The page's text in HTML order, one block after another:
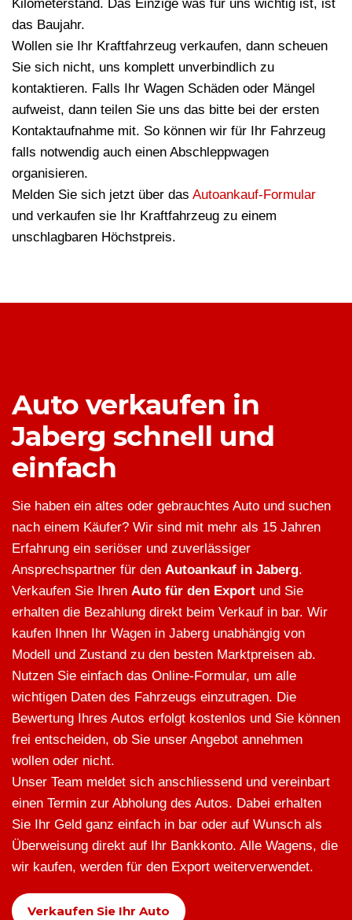
Kilometerstand. Das Einzige was für uns wichtig ist, ist
das Baujahr.
Wollen sie Ihr Kraftfahrzeug verkaufen, dann scheuen
Sie sich nicht, uns komplett unverbindlich zu
kontaktieren. Falls Ihr Wagen Schäden oder Mängel
aufweist, dann teilen Sie uns das bitte bei der ersten
Kontaktaufnahme mit. So können wir für Ihr Fahrzeug
falls notwendig auch einen Abschleppwagen
organisieren.
Melden Sie sich jetzt über das Autoankauf-Formular
und verkaufen sie Ihr Kraftfahrzeug zu einem
unschlagbaren Höchstpreis.
Auto verkaufen in
Jaberg schnell und
einfach
Sie haben ein altes oder gebrauchtes Auto und suchen
nach einem Käufer? Wir sind mit mehr als 15 Jahren
Erfahrung ein seriöser und zuverlässiger
Ansprechspartner für den Autoankauf in Jaberg.
Verkaufen Sie Ihren Auto für den Export und Sie
erhalten die Bezahlung direkt beim Verkauf in bar. Wir
kaufen Ihnen Ihr Wagen in Jaberg unabhängig von
Modell und Zustand zu den besten Marktpreisen ab.
Nutzen Sie einfach das Online-Formular, um alle
wichtigen Daten des Fahrzeugs einzutragen. Die
Bewertung Ihres Autos erfolgt kostenlos und Sie können
frei entscheiden, ob Sie unser Angebot annehmen
wollen oder nicht.
Unser Team meldet sich anschliessend und vereinbart
einen Termin zur Abholung des Autos. Dabei erhalten
Sie Ihr Geld ganz einfach in bar oder auf Wunsch als
Überweisung direkt auf Ihr Bankkonto. Alle Wagens, die
wir kaufen, werden für den Export weiterverwendet.
Verkaufen Sie Ihr Auto